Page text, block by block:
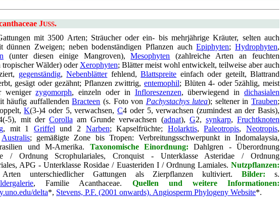
JUSS.
mit 3500 Arten; Sträucher oder ein- bis mehrjährige Kräuter, selten auch
dünnen Zweigen; neben bodenständigen Pflanzen auchEpiphyten;Hydrophyten,
(unter diesen einige Mangroven),Mesophyten (zahlreiche Arten an feuchten
tropischer Wälder) oder Xerophyten; Blätter meist wohl entwickelt, teilweise aber auch
gegenständig,Nebenblätterfehlend,Blattspreite einfach oder geteilt, Blattrand
gesägt oder gezähnt; Pflanzen zwittrig,entemophil; Blüten 4- oder 5zählig, meist
wenigerzygomorph, einzeln oder in Infloreszenzen, überwiegend indichasialen
häufig auffallendenBracteen (s. Foto von Pachystachys lutea); seltener inTrauben;
K(3-)4 oder 5, verwachsen,C4 oder 5, verwachsen (zumindest an der Basis),
5), mit der Corolla am Grunde verwachsen (adnat), G2, synkarp,Fruchtknoten
, mit 1 Griffel und 2 Narben; Kapselfrüchte; Holarktis,Paleotropis,Neotropis,
Australis; gemäßigte Zone bis Tropen: Verbreitungsschwerpunkt in Indomalaysia,
und M-Amerika. Taxonomische Einordnung: Dahlgren - Überordnung
/ Ordnung Scrophulariales, Cronquist - Unterklasse Asteridae / Ordnung
APG - Unterklasse Rosidae / Euasteriden I / Ordnung Lamiales. Nutzpflanzen:
Arten unterschiedlicher Gattungen als Zierpflanzen kultiviert.Bilder: s.
, Familie Acanthaceae. Quellen und weitere Informationen:
delta*, Stevens, P.F. (2001 onwards). Angiosperm Phylogeny Website*.